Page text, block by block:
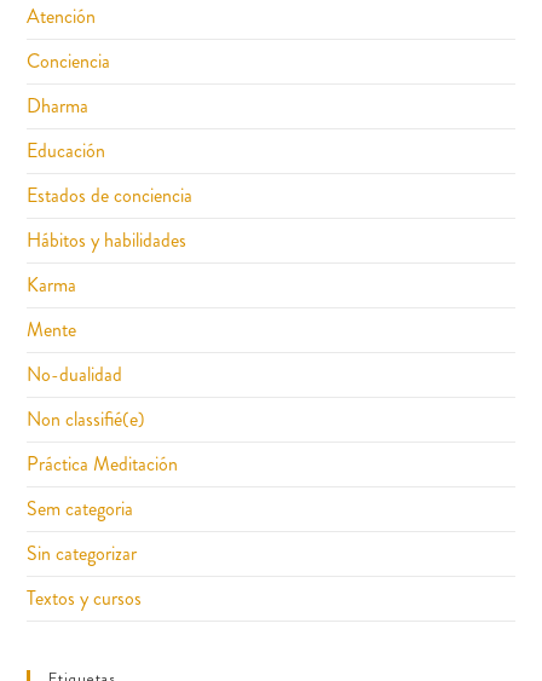
Atención
Conciencia
Dharma
Educación
Estados de conciencia
Hábitos y habilidades
Karma
Mente
No-dualidad
Non classifié(e)
Práctica Meditación
Sem categoria
Sin categorizar
Textos y cursos